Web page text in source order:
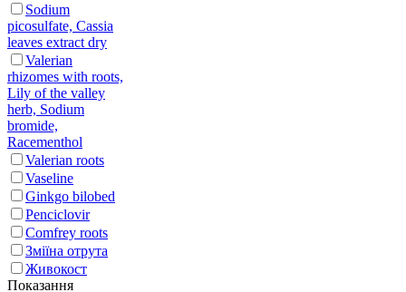
Sodium
picosulfate, Cassia
leaves extract dry
Valerian
rhizomes with roots,
Lily of the valley
herb, Sodium
bromide,
Racementhol
Valerian roots
Vaseline
Ginkgo bilobed
Penciclovir
Сomfrey roots
Зміїна отрута
Живокост
Показання